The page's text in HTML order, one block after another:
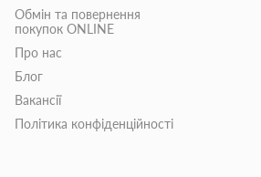
Обмін та повернення
покупок ONLINE
Про нас
Блог
Вакансії
Політика конфіденційності